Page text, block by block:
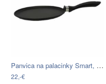
Panvica na palacinky Smart, Ø: 28cm
22,-€